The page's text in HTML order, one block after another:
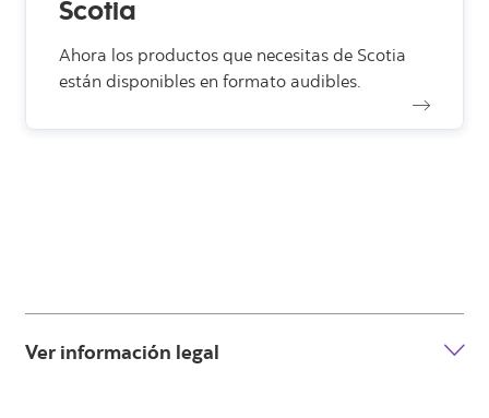
Scotia
Ahora los productos que necesitas de Scotia
están disponibles en formato audibles.
Ver información legal